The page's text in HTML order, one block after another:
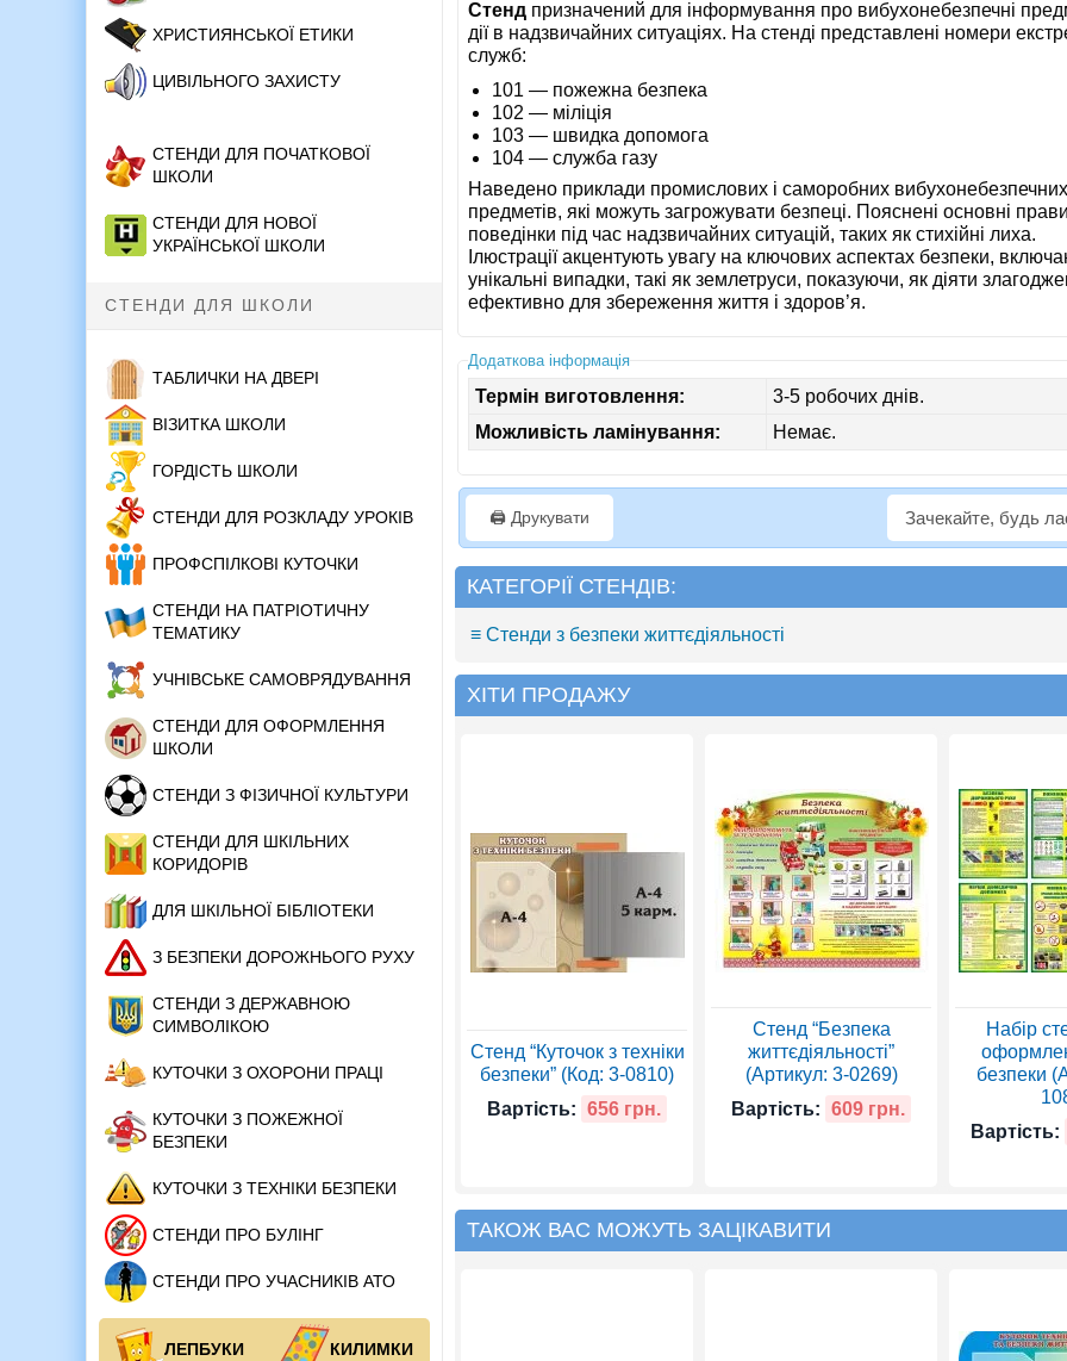
ХРИСТИЯНСЬКОЇ ЕТИКИ
ЦИВІЛЬНОГО ЗАХИСТУ
СТЕНДИ ДЛЯ ПОЧАТКОВОЇ
ШКОЛИ
СТЕНДИ ДЛЯ НОВОЇ
УКРАЇНСЬКОЇ ШКОЛИ
СТЕНДИ ДЛЯ ШКОЛИ
ТАБЛИЧКИ НА ДВЕРІ
ВІЗИТКА ШКОЛИ
ГОРДІСТЬ ШКОЛИ
СТЕНДИ ДЛЯ РОЗКЛАДУ УРОКІВ
ПРОФСПІЛКОВІ КУТОЧКИ
СТЕНДИ НА ПАТРІОТИЧНУ
ТЕМАТИКУ
УЧНІВСЬКЕ САМОВРЯДУВАННЯ
СТЕНДИ ДЛЯ ОФОРМЛЕННЯ
ШКОЛИ
СТЕНДИ З ФІЗИЧНОЇ КУЛЬТУРИ
СТЕНДИ ДЛЯ ШКІЛЬНИХ
КОРИДОРІВ
ДЛЯ ШКІЛЬНОЇ БІБЛІОТЕКИ
З БЕЗПЕКИ ДОРОЖНЬОГО РУХУ
СТЕНДИ З ДЕРЖАВНОЮ
СИМВОЛІКОЮ
КУТОЧКИ З ОХОРОНИ ПРАЦІ
КУТОЧКИ З ПОЖЕЖНОЇ
БЕЗПЕКИ
КУТОЧКИ З ТЕХНІКИ БЕЗПЕКИ
СТЕНДИ ПРО БУЛІНГ
СТЕНДИ ПРО УЧАСНИКІВ АТО
ЛЕПБУКИ КИЛИМКИ
Стенд призначений для інформування про вибухонебезпечні
дії в надзвичайних ситуаціях. На стенді представлені номери
служб:
101 — пожежна безпека
102 — міліція
103 — швидка допомога
104 — служба газу
Наведено приклади промислових і саморобних
предметів, які можуть загрожувати безпеці. Пояснені основні
поведінки під час надзвичайних ситуацій, таких як стихійні лиха.
Ілюстрації акцентують увагу на ключових аспектах безпеки,
унікальні випадки, такі як землетруси, показуючи, як діяти
ефективно для збереження життя і здоров’я.
Додаткова інформація
Термін виготовлення:
3-5 робочих днів.
Можливість ламінування:
Немає.
🖨️ Друкувати Зачекайте, будь
КАТЕГОРІЇ СТЕНДІВ:
≡ Стенди з безпеки життєдіяльності
ХІТИ ПРОДАЖУ
Стенд “Куточок з техніки
безпеки” (Код: 3-0810)
Вартість: 656 грн.
Стенд “Безпека
життєдіяльності”
(Артикул: 3-0269)
Вартість: 609 грн.
Набір
безпеки
Вартість:
ТАКОЖ ВАС МОЖУТЬ ЗАЦІКАВИТИ